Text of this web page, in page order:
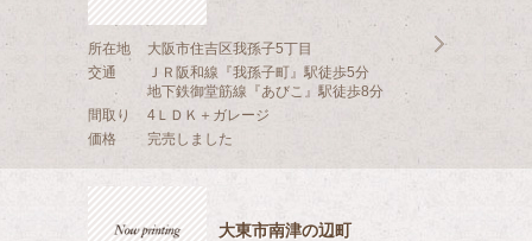
所在地
大阪市住吉区我孫子5丁目
交通
ＪＲ阪和線『我孫子町』駅徒歩5分
地下鉄御堂筋線『あびこ』駅徒歩8分
間取り
4ＬＤＫ＋ガレージ
価格
完売しました
大東市南津の辺町